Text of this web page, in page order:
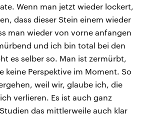
Wenn man jetzt wieder lockert,
dass dieser Stein einem wieder
man wieder von vorne anfangen
und ich bin total bei den
es selber so. Man ist zermürbt,
keine Perspektive im Moment. So
weil wir, glaube ich, die
verlieren. Es ist auch ganz
das mittlerweile auch klar